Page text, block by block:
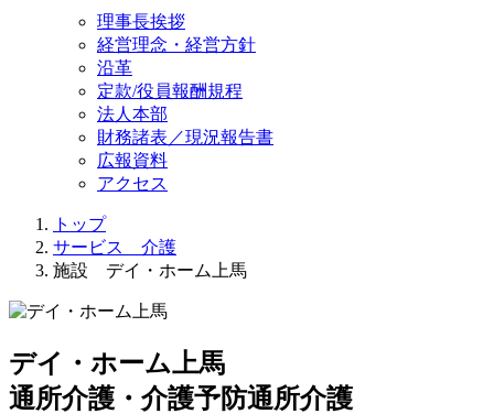
理事長挨拶
経営理念・経営方針
沿革
定款/役員報酬規程
法人本部
財務諸表／現況報告書
広報資料
アクセス
トップ
サービス 介護
施設 デイ・ホーム上馬
デイ・ホーム上馬
通所介護・介護予防通所介護